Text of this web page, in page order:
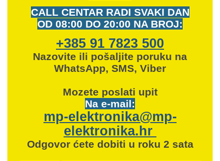
CALL CENTAR RADI SVAKI DAN
OD 08:00 DO 20:00 NA BROJ:
+385 91 7823 500
Nazovite ili pošaljite poruku na
WhatsApp, SMS, Viber
Mozete poslati upit
Na e-mail:
mp-elektronika@mp-
elektronika.hr
Odgovor ćete dobiti u roku 2 sata